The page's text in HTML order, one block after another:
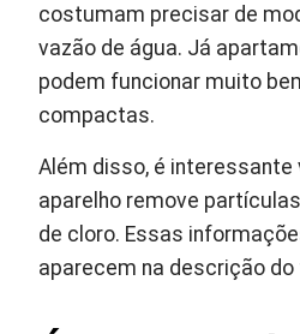
costumam precisar de
vazão de água. Já
podem funcionar muito
compactas.
Além disso, é interessante
aparelho remove
de cloro. Essas
aparecem na descrição